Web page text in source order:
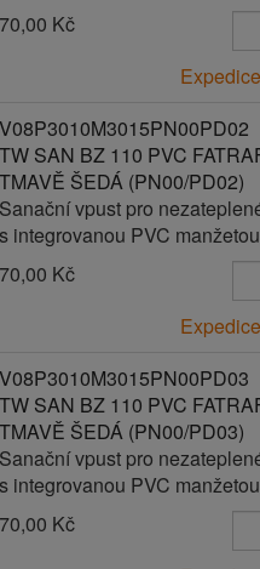
Kč
V08P3010M3015PN00PD02
TW SAN BZ 110 PVC
TMAVĚ ŠEDÁ (PN00/PD02)
Sanační vpust pro
s integrovanou PVC manžetou
Kč
V08P3010M3015PN00PD03
TW SAN BZ 110 PVC
TMAVĚ ŠEDÁ (PN00/PD03)
Sanační vpust pro
s integrovanou PVC manžetou
Kč